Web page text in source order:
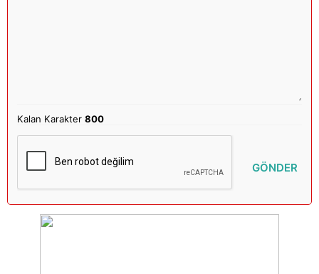
Kalan Karakter800
GÖNDER